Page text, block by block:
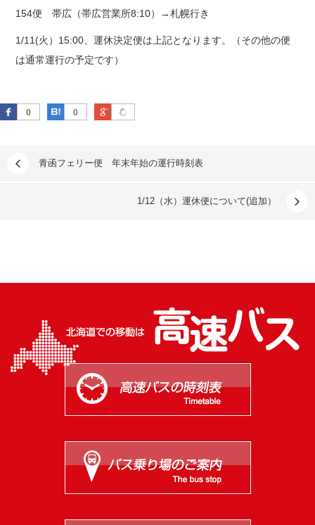
154便 帯広（帯広営業所8:10）→札幌行き
1/11(火）15:00、運休決定便は上記となります。（その他の便
は通常運行の予定です）
0
Facebook 0
はてなブックマーク
Google Plus
青函フェリー便 年末年始の運行時刻表
1/12（水）運休便について(追加）